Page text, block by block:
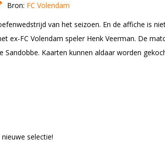
Bron: FC Volendam
van het seizoen. En de affiche is
ex-FC Volendam speler Henk Veerman. De
Kaarten kunnen aldaar worden
selectie!